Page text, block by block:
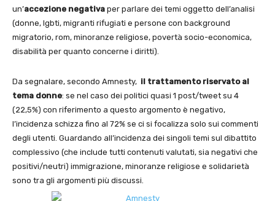
un’accezione negativa per parlare dei temi oggetto dell’analisi
(donne, lgbti, migranti rifugiati e persone con background
migratorio, rom, minoranze religiose, povertà socio-economica,
disabilità per quanto concerne i diritti).
Da segnalare, secondo Amnesty, il trattamento riservato al
tema donne: se nel caso dei politici quasi 1 post/tweet su 4
(22,5%) con riferimento a questo argomento è negativo,
l’incidenza schizza fino al 72% se ci si focalizza solo sui commenti
degli utenti. Guardando all’incidenza dei singoli temi sul dibattito
complessivo (che include tutti contenuti valutati, sia negativi che
positivi/neutri) immigrazione, minoranze religiose e solidarietà
sono tra gli argomenti più discussi.